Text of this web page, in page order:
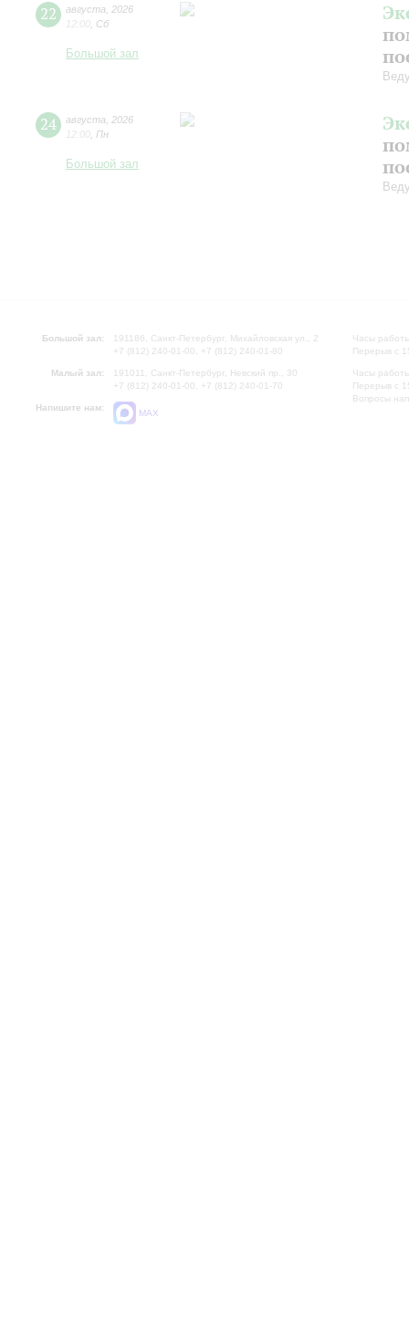
22 августа
2026
12:00 Сб
Большой зал
24 августа
2026
12:00 Пн
Большой зал
Большой зал:
191186, Санкт-Петербург, Михайловская ул., 2
+7 (812) 240-01-00, +7 (812) 240-01-80
Малый зал:
191011, Санкт-Петербург, Невский пр., 30
+7 (812) 240-01-00, +7 (812) 240-01-70
Напишите нам:
MAX
Часы
Перерыв с
Часы
Перерыв с
Вопросы